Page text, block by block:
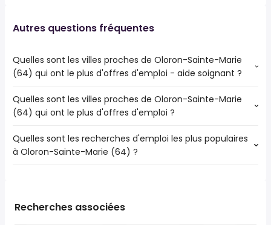
Autres questions fréquentes
Quelles sont les villes proches de Oloron-Sainte-Marie
(64) qui ont le plus d'offres d'emploi - aide soignant ?
Les villes proches de Oloron-Sainte-Marie (64) qui ont le
plus d'offres d'emploi - aide soignant sont :
Lons
Orthez
Quelles sont les villes proches de Oloron-Sainte-Marie
(64) qui ont le plus d'offres d'emploi ?
Les 10 villes proches de Oloron-Sainte-Marie (64) qui ont
le plus d'offres d'emploi sont :
Orthez
Quelles sont les recherches d'emploi les plus populaires
à Oloron-Sainte-Marie (64) ?
services
Recherches associées